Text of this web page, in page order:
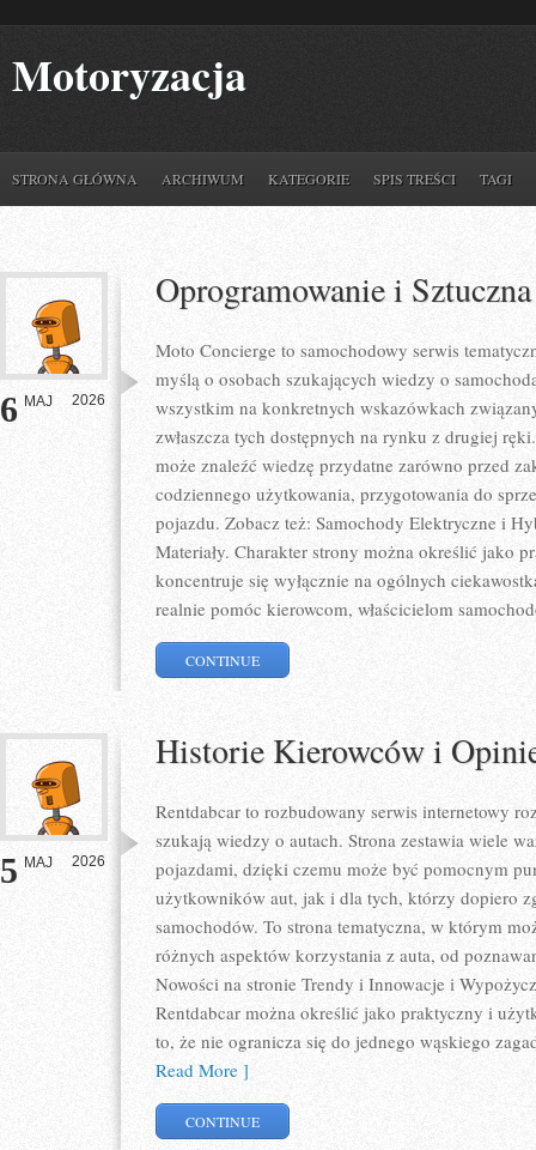
Motoryzacja
STRONA GŁÓWNA ARCHIWUM KATEGORIE SPIS TREŚCI TAGI
6 MAJ 2026
Oprogramowanie i
Moto Concierge to samochodowy serwis
myślą o osobach szukających wiedzy o
wszystkim na konkretnych wskazówkach
zwłaszcza tych dostępnych na rynku z drugiej
może znaleźć wiedzę przydatne zarówno przed
codziennego użytkowania, przygotowania do
pojazdu. Zobacz też: Samochody Elektryczne i
Materiały. Charakter strony można określić jako
koncentruje się wyłącznie na ogólnych
realnie pomóc kierowcom, właścicielom
CONTINUE
5 MAJ 2026
Historie Kierowców i
Rentdabcar to rozbudowany serwis internetowy
szukają wiedzy o autach. Strona zestawia wiele
pojazdami, dzięki czemu może być pomocnym
użytkowników aut, jak i dla tych, którzy dopiero
samochodów. To strona tematyczna, w którym
różnych aspektów korzystania z auta, od
Nowości na stronie Trendy i Innowacje i
Rentdabcar można określić jako praktyczny i
to, że nie ogranicza się do jednego wąskiego
Read More ]
CONTINUE